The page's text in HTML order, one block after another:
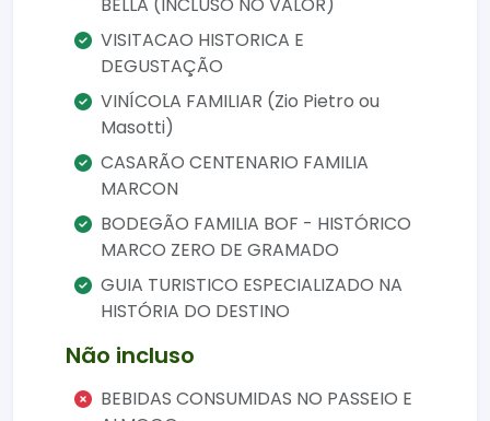
com paradas que destacam história,
hospitalidade e sabores coloniais.
Por que fazer o Linha Bella?
Ideal para quem busca turismo cultural
em Gramado, o Linha Bella proporciona
uma imersão autêntica na herança
italiana da Serra Gaúcha. É uma
experiência completa, que une tradição,
emoção e conexão com a história local
em um único passeio.
VISITACAO HISTORICA E
DEGUSTAÇÃO
VINÍCOLA FAMILIAR (Zio Pietro ou
Masotti)
CASARÃO CENTENARIO FAMILIA
MARCON
BODEGÃO FAMILIA BOF - HISTÓRICO
MARCO ZERO DE GRAMADO
GUIA TURISTICO ESPECIALIZADO NA
HISTÓRIA DO DESTINO
Não incluso
BEBIDAS CONSUMIDAS NO PASSEIO E